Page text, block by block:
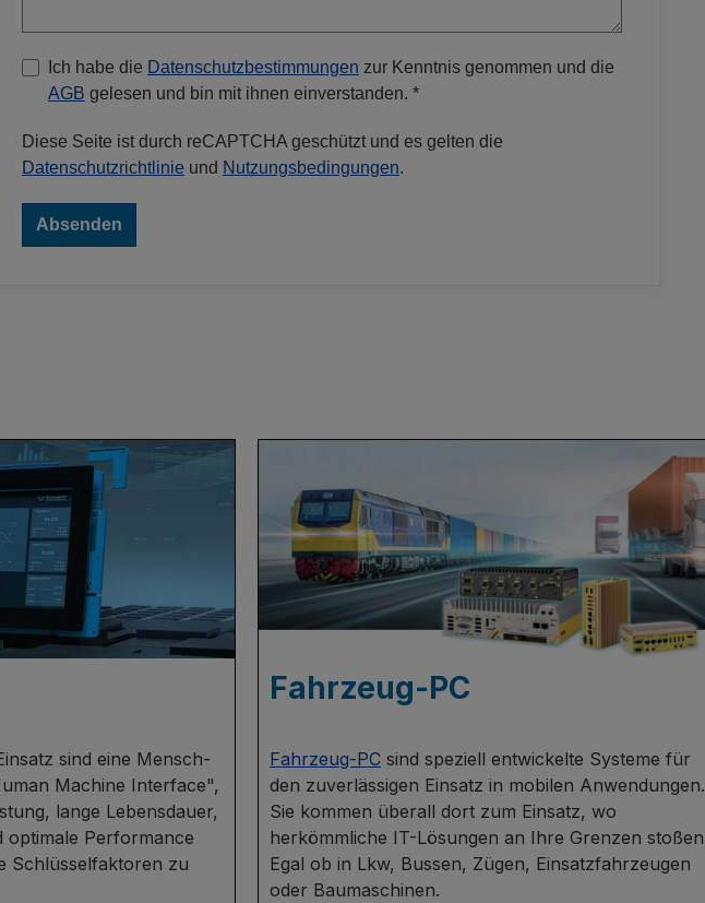
Ich habe die Datenschutzbestimmungen zur Kenntnis genommen und die
AGB gelesen und bin mit ihnen einverstanden. *
Diese Seite ist durch reCAPTCHA geschützt und es gelten die
Datenschutzrichtlinie und Nutzungsbedingungen.
Absenden
sind eine Mensch-
Machine Interface",
lange Lebensdauer,
optimale Performance
Schlüsselfaktoren zu
Fahrzeug-PC
Fahrzeug-PC sind speziell entwickelte Systeme für
den zuverlässigen Einsatz in mobilen Anwendungen.
Sie kommen überall dort zum Einsatz, wo
herkömmliche IT-Lösungen an Ihre Grenzen
Egal ob in Lkw, Bussen, Zügen, Einsatzfahrzeugen
oder Baumaschinen.